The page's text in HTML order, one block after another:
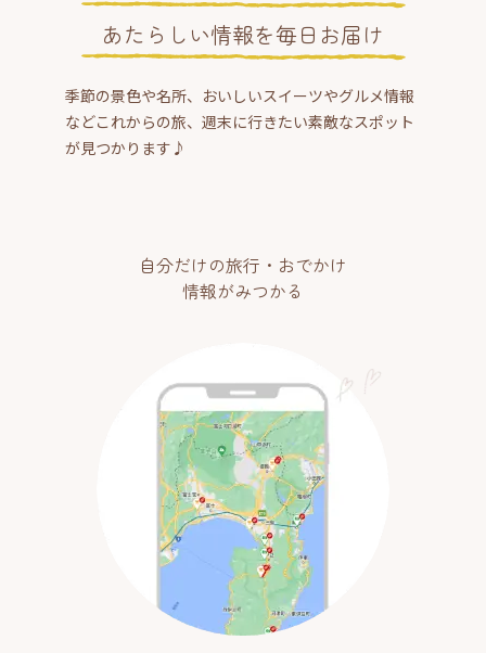
あたらしい情報を毎日お届け
季節の景色や名所、おいしいスイーツやグルメ情報
などこれからの旅、週末に行きたい素敵なスポット
が見つかります♪
自分だけの旅行・おでかけ
情報がみつかる